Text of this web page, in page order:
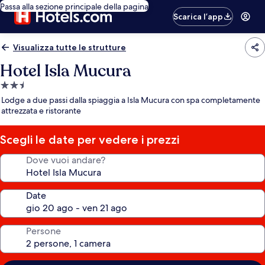
Passa alla sezione principale della pagina
Scarica l’app
Visualizza tutte le strutture
Hotel Isla Mucura
Struttura
a
2.5
stelle
Lodge a due passi dalla spiaggia a Isla Mucura con spa completamente
attrezzata e ristorante
Scegli le date per vedere i prezzi
Dove vuoi andare?
Date
Persone